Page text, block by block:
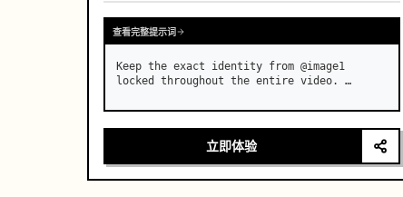
查看完整提示词
Keep the exact identity from @image1
locked throughout the entire video. …
立即体验